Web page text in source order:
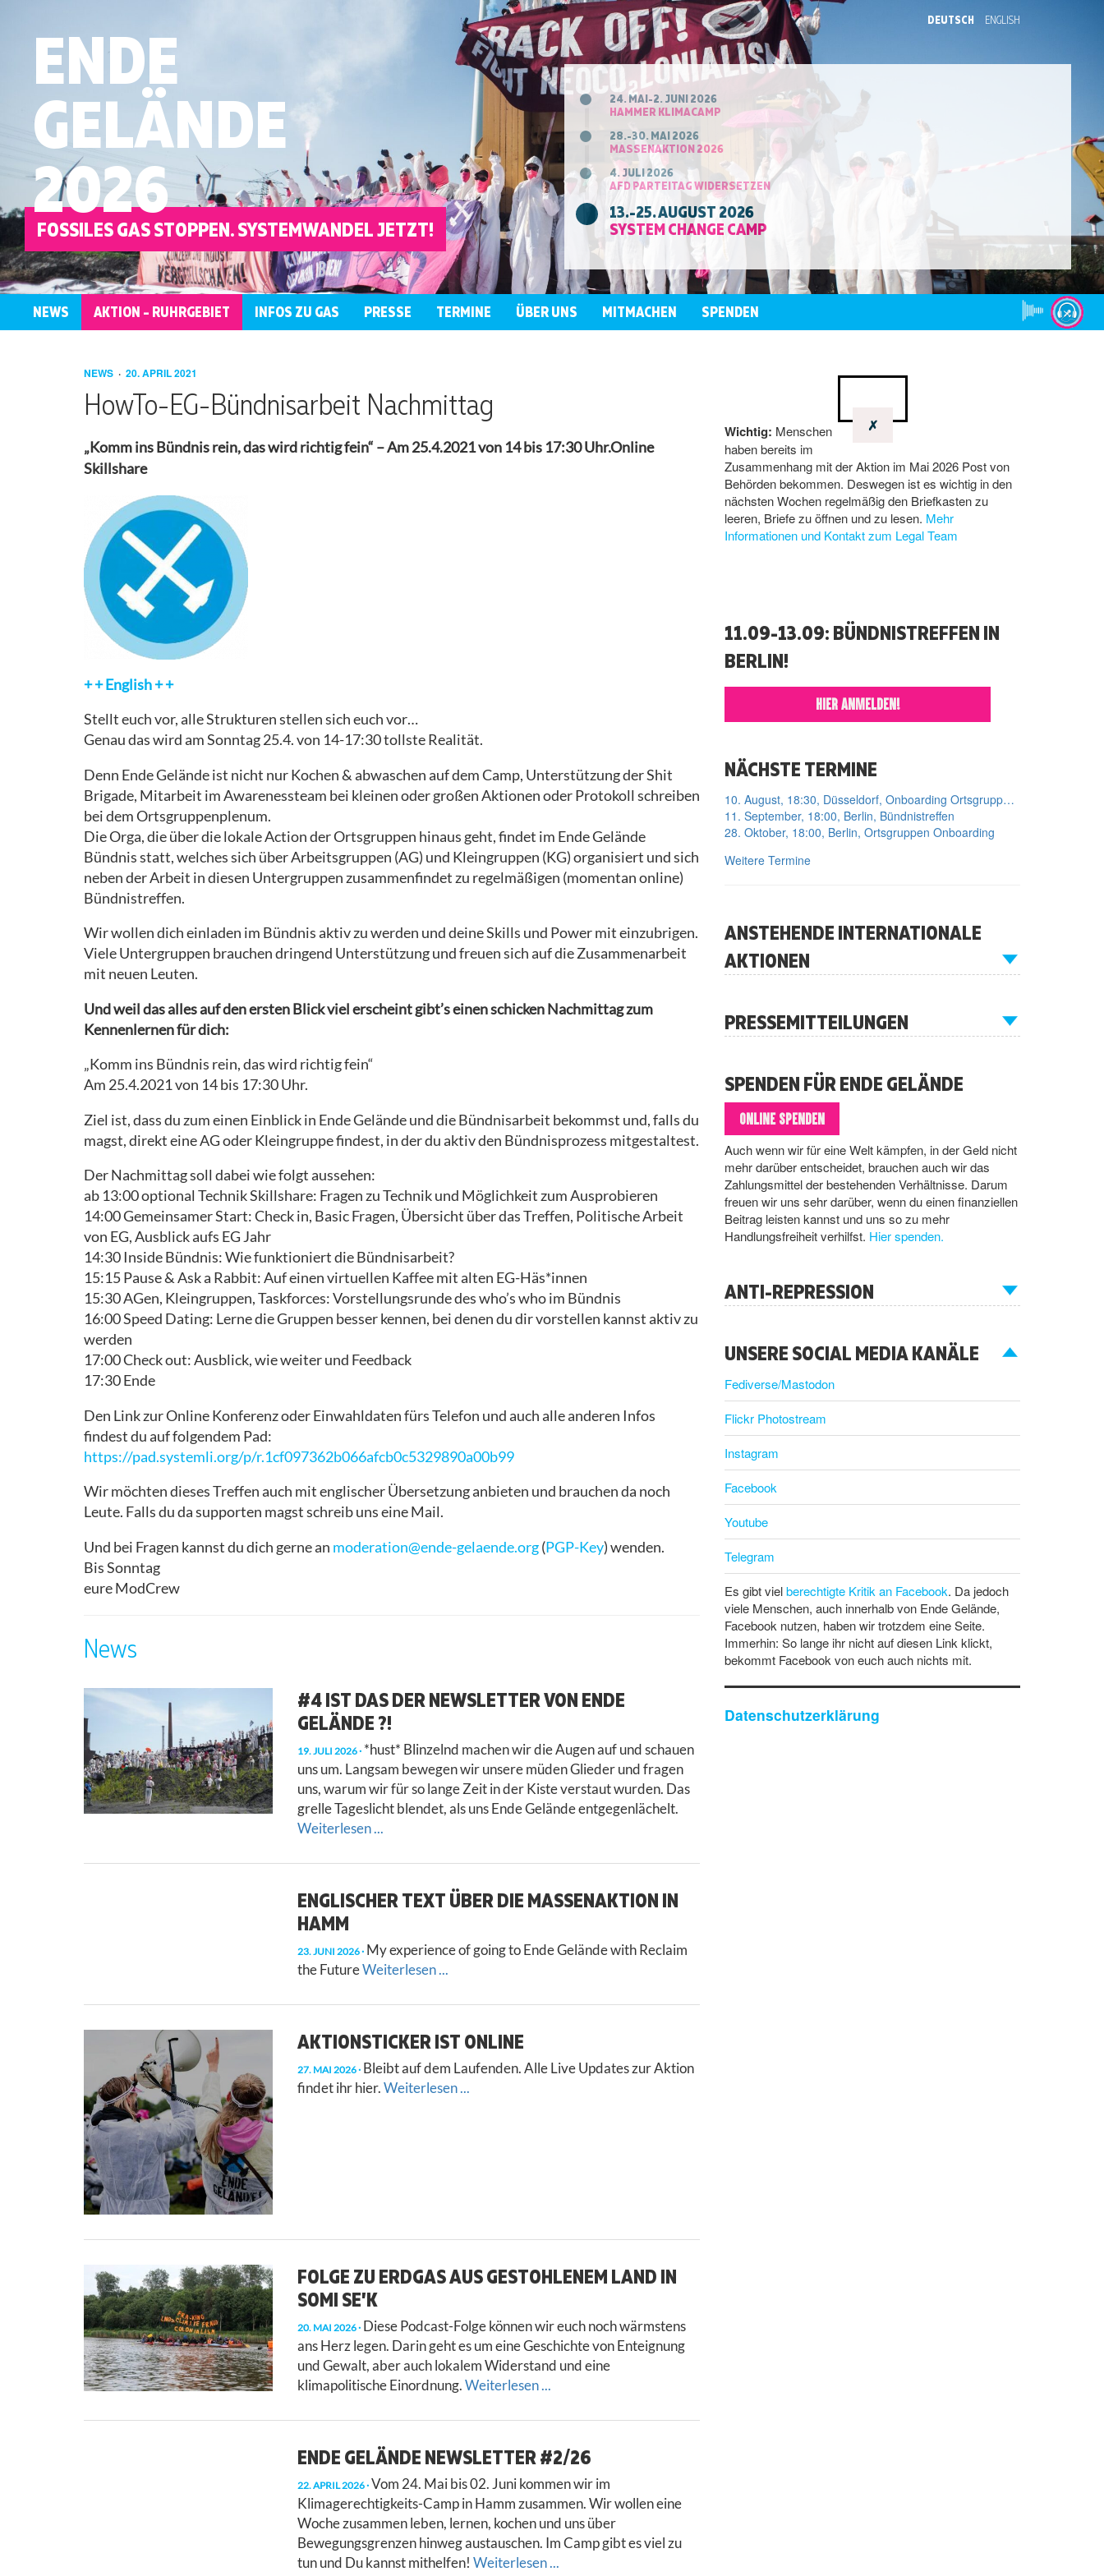
DEUTSCH ENGLISH
ENDE
GELÄNDE
2026
FOSSILES GAS STOPPEN. SYSTEMWANDEL JETZT!
24. MAI-2. JUNI 2026
HAMMER KLIMACAMP
28.-30. MAI 2026
MASSENAKTION 2026
4. JULI 2026
AFD PARTEITAG WIDERSETZEN
13.-25. AUGUST 2026
SYSTEM CHANGE CAMP
NEWS AKTION – RUHRGEBIET
BARRIEREN
DURCHFLIESSEN
ISRAEL/PALÄSTINA
RECHTLICHES
AKTIONSTICKER
INFOS ZU GAS PRESSE
PRESSESPIEGEL
TERMINE ÜBER UNS
UND SOLIDARISCH
BARRIEREN
UMGANG MIT
SEXUALISIERTER
ISRAEL/PALÄSTINA
KONTAKT
RÜCKSCHAU
MITMACHEN
GRUPPEN
ARBEITSGRUPPEN
SPENDEN
NEWS 20. APRIL 2021
HowTo-EG-Bündnisarbeit Nachmittag
„Komm ins Bündnis rein, das wird richtig fein“ – Am 25.4.2021 von 14 bis 17:30 Uhr.Online
Skillshare
+ + English + +
Stellt euch vor, alle Strukturen stellen sich euch vor…
Genau das wird am Sonntag 25.4. von 14-17:30 tollste Realität.
Denn Ende Gelände ist nicht nur Kochen & abwaschen auf dem Camp, Unterstützung der Shit
Brigade, Mitarbeit im Awarenessteam bei kleinen oder großen Aktionen oder Protokoll schreiben
bei dem Ortsgruppenplenum.
Die Orga, die über die lokale Action der Ortsgruppen hinaus geht, findet im Ende Gelände
Bündnis statt, welches sich über Arbeitsgruppen (AG) und Kleingruppen (KG) organisiert und sich
neben der Arbeit in diesen Untergruppen zusammenfindet zu regelmäßigen (momentan online)
Bündnistreffen.
Wir wollen dich einladen im Bündnis aktiv zu werden und deine Skills und Power mit einzubrigen.
Viele Untergruppen brauchen dringend Unterstützung und freuen sich auf die Zusammenarbeit
mit neuen Leuten.
Und weil das alles auf den ersten Blick viel erscheint gibt’s einen schicken Nachmittag zum
Kennenlernen für dich:
„Komm ins Bündnis rein, das wird richtig fein“
Am 25.4.2021 von 14 bis 17:30 Uhr.
Ziel ist, dass du zum einen Einblick in Ende Gelände und die Bündnisarbeit bekommst und, falls du
magst, direkt eine AG oder Kleingruppe findest, in der du aktiv den Bündnisprozess mitgestaltest.
Der Nachmittag soll dabei wie folgt aussehen:
ab 13:00 optional Technik Skillshare: Fragen zu Technik und Möglichkeit zum Ausprobieren
14:00 Gemeinsamer Start: Check in, Basic Fragen, Übersicht über das Treffen, Politische Arbeit
von EG, Ausblick aufs EG Jahr
14:30 Inside Bündnis: Wie funktioniert die Bündnisarbeit?
15:15 Pause & Ask a Rabbit: Auf einen virtuellen Kaffee mit alten EG-Häs*innen
15:30 AGen, Kleingruppen, Taskforces: Vorstellungsrunde des who’s who im Bündnis
16:00 Speed Dating: Lerne die Gruppen besser kennen, bei denen du dir vorstellen kannst aktiv zu
werden
17:00 Check out: Ausblick, wie weiter und Feedback
17:30 Ende
Den Link zur Online Konferenz oder Einwahldaten fürs Telefon und auch alle anderen Infos
findest du auf folgendem Pad:
https://pad.systemli.org/p/r.1cf097362b066afcb0c5329890a00b99
Wir möchten dieses Treffen auch mit englischer Übersetzung anbieten und brauchen da noch
Leute. Falls du da supporten magst schreib uns eine Mail.
Und bei Fragen kannst du dich gerne an moderation@ende-gelaende.org(PGP-Key) wenden.
Bis Sonntag
eure ModCrew
News
#4 IST DAS DER NEWSLETTER VON ENDE
GELÄNDE ?!
19. JULI 2026 *hust* Blinzelnd machen wir die Augen auf und schauen
uns um. Langsam bewegen wir unsere müden Glieder und fragen
uns, warum wir für so lange Zeit in der Kiste verstaut wurden. Das
grelle Tageslicht blendet, als uns Ende Gelände entgegenlächelt.
Weiterlesen ...
ENGLISCHER TEXT ÜBER DIE MASSENAKTION IN
HAMM
23. JUNI 2026 My experience of going to Ende Gelände with Reclaim
the FutureWeiterlesen ...
AKTIONSTICKER IST ONLINE
27. MAI 2026 Bleibt auf dem Laufenden. Alle Live Updates zur Aktion
findet ihr hier.Weiterlesen ...
FOLGE ZU ERDGAS AUS GESTOHLENEM LAND IN
SOMI SE’K
20. MAI 2026 Diese Podcast-Folge können wir euch noch wärmstens
ans Herz legen. Darin geht es um eine Geschichte von Enteignung
und Gewalt, aber auch lokalem Widerstand und eine
klimapolitische Einordnung.Weiterlesen ...
ENDE GELÄNDE NEWSLETTER #2/26
22. APRIL 2026 Vom 24. Mai bis 02. Juni kommen wir im
Klimagerechtigkeits-Camp in Hamm zusammen. Wir wollen eine
Woche zusammen leben, lernen, kochen und uns über
Bewegungsgrenzen hinweg austauschen. Im Camp gibt es viel zu
tun und Du kannst mithelfen! Weiterlesen ...
✗
Wichtig: Menschen
haben bereits im
Zusammenhang mit der Aktion im Mai 2026 Post von
Behörden bekommen. Deswegen ist es wichtig in den
nächsten Wochen regelmäßig den Briefkasten zu
leeren, Briefe zu öffnen und zu lesen. Mehr
Informationen und Kontakt zum Legal Team
11.09-13.09: BÜNDNISTREFFEN IN
BERLIN!
HIER ANMELDEN!
NÄCHSTE TERMINE
10. August, 18:30, Düsseldorf, Onboarding Ortsgruppe Düsseldorf
11. September, 18:00, Berlin, Bündnistreffen
28. Oktober, 18:00, Berlin, Ortsgruppen Onboarding
Weitere Termine
ANSTEHENDE INTERNATIONALE
AKTIONEN
PRESSEMITTEILUNGEN
SPENDEN FÜR ENDE GELÄNDE
ONLINE SPENDEN
Auch wenn wir für eine Welt kämpfen, in der Geld nicht
mehr darüber entscheidet, brauchen auch wir das
Zahlungsmittel der bestehenden Verhältnisse. Darum
freuen wir uns sehr darüber, wenn du einen finanziellen
Beitrag leisten kannst und uns so zu mehr
Handlungsfreiheit verhilfst. Hier spenden.
ANTI-REPRESSION
UNSERE SOCIAL MEDIA KANÄLE
Fediverse/Mastodon
Flickr Photostream
Instagram
Facebook
Youtube
Telegram
Es gibt vielberechtigte Kritik an Facebook. Da jedoch
viele Menschen, auch innerhalb von Ende Gelände,
Facebook nutzen, haben wir trotzdem eine Seite.
Immerhin: So lange ihr nicht auf diesen Link klickt,
bekommt Facebook von euch auch nichts mit.
Datenschutzerklärung